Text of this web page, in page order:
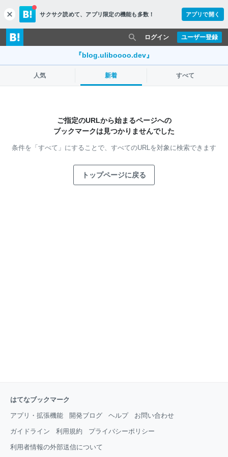
c
l
o
s
サクサク読めて、 アプリ限定の機能も多数！ アプリで開く
ユーザー登録
ログイン
『blog.uliboooo.dev』
人気 新着 すべて
ご指定のURLから始まるページへの
ブックマークは見つかりませんでした
条件を「すべて」にすることで、 すべてのURLを対象に検索できます
トップページに戻る
はてなブックマーク
アプリ・拡張機能 開発ブログ ヘルプ お問い合わせ
ガイドライン 利用規約 プライバシーポリシー
利用者情報の外部送信について